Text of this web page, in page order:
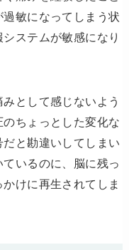
敏になってしまう状
ステムが敏感になり
として感じないよう
ちょっとした変化な
と勘違いしてしまい
いるのに、脳に残っ
けに再生されてしま